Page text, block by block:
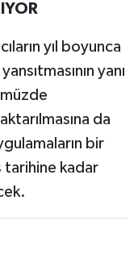
yıl boyunca
yanı
da
bir
tarihine kadar